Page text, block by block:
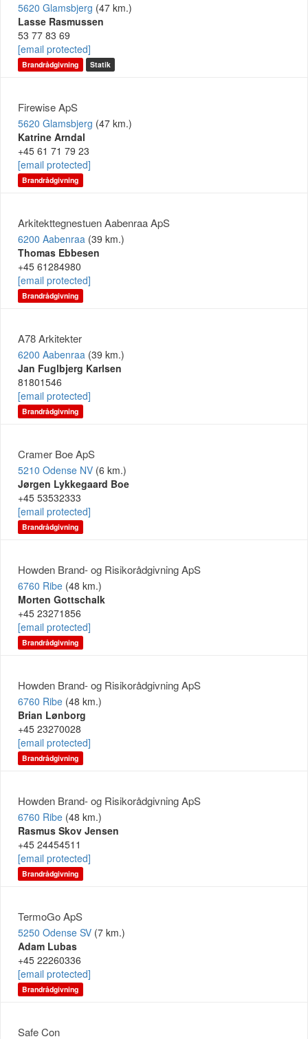
5620 Glamsbjerg (47 km.)
Lasse Rasmussen
53 77 83 69
[email protected]
Brandrådgivning Statik
Firewise ApS
5620 Glamsbjerg (47 km.)
Katrine Arndal
+45 61 71 79 23
[email protected]
Brandrådgivning
Arkitekttegnestuen Aabenraa ApS
6200 Aabenraa (39 km.)
Thomas Ebbesen
+45 61284980
[email protected]
Brandrådgivning
A78 Arkitekter
6200 Aabenraa (39 km.)
Jan Fuglbjerg Karlsen
81801546
[email protected]
Brandrådgivning
Cramer Boe ApS
5210 Odense NV (6 km.)
Jørgen Lykkegaard Boe
+45 53532333
[email protected]
Brandrådgivning
Howden Brand- og Risikorådgivning ApS
6760 Ribe (48 km.)
Morten Gottschalk
+45 23271856
[email protected]
Brandrådgivning
Howden Brand- og Risikorådgivning ApS
6760 Ribe (48 km.)
Brian Lønborg
+45 23270028
[email protected]
Brandrådgivning
Howden Brand- og Risikorådgivning ApS
6760 Ribe (48 km.)
Rasmus Skov Jensen
+45 24454511
[email protected]
Brandrådgivning
TermoGo ApS
5250 Odense SV (7 km.)
Adam Lubas
+45 22260336
[email protected]
Brandrådgivning
Safe Con